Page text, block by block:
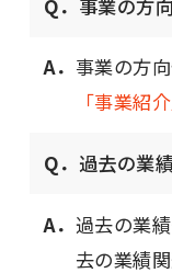
Q． 事業の方
A． 事業の方
「事業紹介
Q． 過去の業
A． 過去の業
去の業績